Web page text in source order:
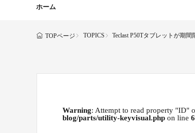
ホーム
TOPページ TOPICS Teclast P50Tタブレットが期
Warning: Attempt to read property "ID"
blog/parts/utility-keyvisual.php on line